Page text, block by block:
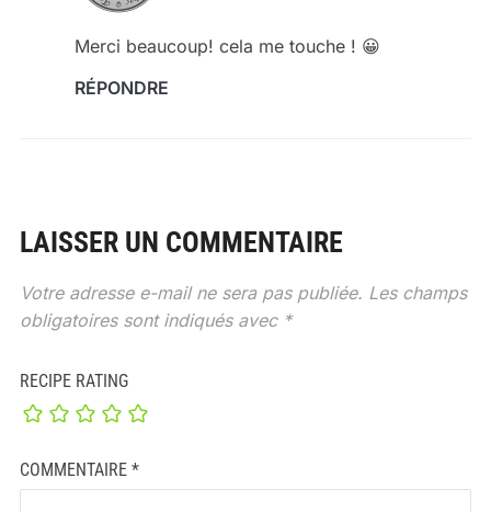
Merci beaucoup! cela me touche ! 😀
RÉPONDRE
LAISSER UN COMMENTAIRE
Votre adresse e-mail ne sera pas publiée. Les champs
obligatoires sont indiqués avec *
RECIPE RATING
COMMENTAIRE *